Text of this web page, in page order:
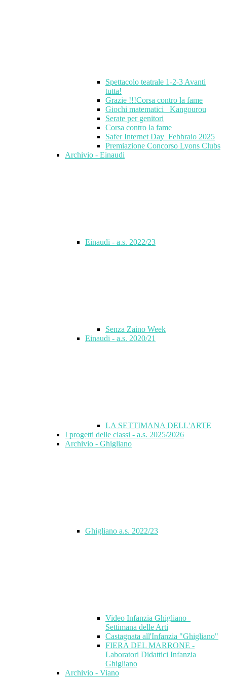
Spettacolo teatrale 1-2-3 Avanti
tutta!
Grazie !!!Corsa contro la fame
Giochi matematici_ Kangourou
Serate per genitori
Corsa contro la fame
Safer Internet Day_Febbraio 2025
Premiazione Concorso Lyons Clubs
Archivio - Einaudi
Einaudi - a.s. 2022/23
Senza Zaino Week
Einaudi - a.s. 2020/21
LA SETTIMANA DELL'ARTE
I progetti delle classi - a.s. 2025/2026
Archivio - Ghigliano
Ghigliano a.s. 2022/23
Video Infanzia Ghigliano_
Settimana delle Arti
Castagnata all'Infanzia "Ghigliano"
FIERA DEL MARRONE -
Laboratori Didattici Infanzia
Ghigliano
Archivio - Viano